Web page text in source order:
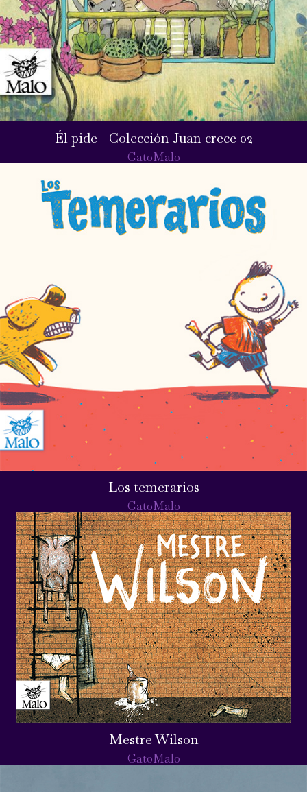
Él pide - Colección Juan crece 02
GatoMalo
Los temerarios
GatoMalo
Mestre Wilson
GatoMalo